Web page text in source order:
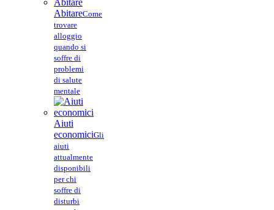
AbitareCome
trovare
alloggio
quando si
soffre di
problemi
di salute
mentale
Aiuti
economiciGli
aiuti
attualmente
disponibili
per chi
soffre di
disturbi